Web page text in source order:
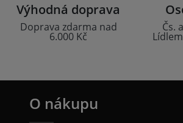
Výhodná doprava
Doprava zdarma nad
6.000 Kč
Čs.
O nákupu